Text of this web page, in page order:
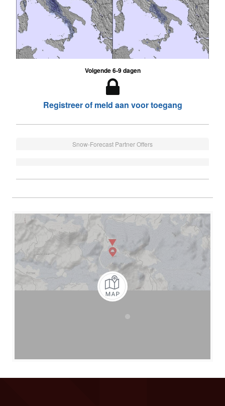
Volgende 6-9 dagen
Registreer of meld aan voor toegang
Snow-Forecast Partner Offers